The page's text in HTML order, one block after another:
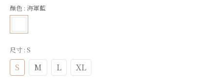
顏色 : 海軍藍
尺寸 : S
S M L XL